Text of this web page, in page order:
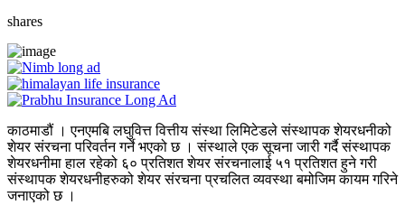
shares
काठमाडौं । एनएमबि लघुवित्त वित्तीय संस्था लिमिटेडले संस्थापक शेयरधनीको
शेयर संरचना परिवर्तन गर्ने भएको छ । संस्थाले एक सूचना जारी गर्दै संस्थापक
शेयरधनीमा हाल रहेको ६० प्रतिशत शेयर संरचनालाई ५१ प्रतिशत हुने गरी
संस्थापक शेयरधनीहरुको शेयर संरचना प्रचलित व्यवस्था बमोजिम कायम गरिने
जनाएको छ ।